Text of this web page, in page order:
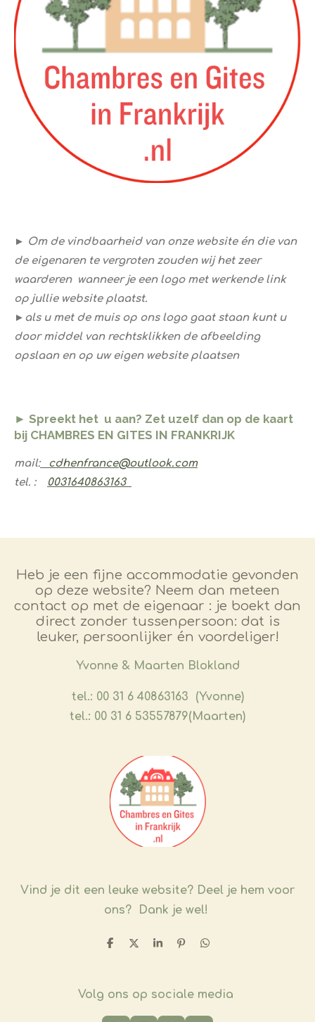
​► Om de vindbaarheid van onze website én die van
de eigenaren te vergroten zouden wij het zeer
waarderen wanneer je een logo met werkende link
op jullie website plaatst.
►als u met de muis op ons logo gaat staan kunt u ​
door middel van rechtsklikken de afbeelding
opslaan en op uw eigen website plaatsen
► Spreekt het u aan? Zet uzelf dan op de kaart
bij CHAMBRES EN GITES IN FRANKRIJK
mail:
cdhenfrance​@outlook.com
​tel. :
​0031640863163
Heb je een fijne accommodatie gevonden
op deze website? Neem dan meteen
contact op met de eigenaar : je boekt dan
direct zonder tussenpersoon: dat is
leuker, persoonlijker én voordeliger!
​Yvonne & Maarten Blokland
tel.: 00 31 6 40863163 (Yvonne)
tel.: 00 31 6 53557879(Maarten)
Vind je dit een leuke website? Deel je hem voor
ons? Dank je wel!
D
n
D
S
e
P
e
n
D
n
Volg ons op sociale media